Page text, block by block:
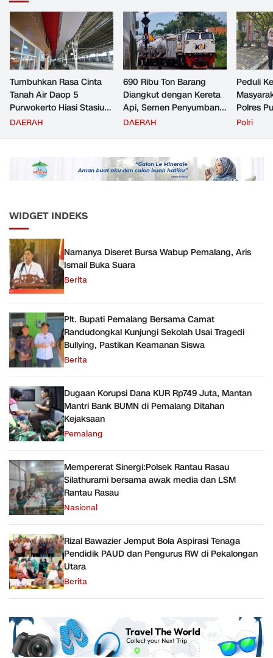
Tumbuhkan Rasa Cinta
Tanah Air Daop 5
Purwokerto Hiasi Stasiun
dengan Ornamen
DAERAH
690 Ribu Ton Barang
Diangkut dengan Kereta
Api, Semen Penyumbang
Volume Terbesar
Semester 1 Tahun 2026
DAERAH
Peduli
Polres
Jemput
Polri
WIDGET INDEKS
Namanya Diseret Bursa Wabup Pemalang, Aris
Ismail Buka Suara
Berita
Plt. Bupati Pemalang Bersama Camat
Randudongkal Kunjungi Sekolah Usai Tragedi
Bullying, Pastikan Keamanan Siswa
Berita
Dugaan Korupsi Dana KUR Rp749 Juta, Mantan
Mantri Bank BUMN di Pemalang Ditahan
Kejaksaan
Pemalang
Mempererat Sinergi:Polsek Rantau Rasau
Silathurami bersama awak media dan LSM
Rantau Rasau
Nasional
Rizal Bawazier Jemput Bola Aspirasi Tenaga
Pendidik PAUD dan Pengurus RW di Pekalongan
Utara
Berita